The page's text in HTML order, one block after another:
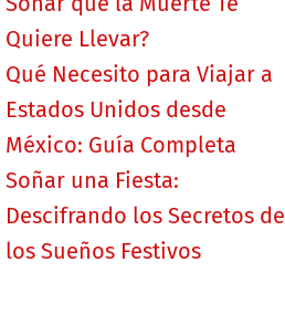
Quiere Llevar?
Qué Necesito para Viajar a
Estados Unidos desde
México: Guía Completa
Soñar una Fiesta:
Descifrando los Secretos de
los Sueños Festivos